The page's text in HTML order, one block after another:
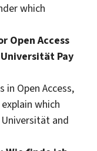
which
Open Access
Pay
in Open Access,
which
and